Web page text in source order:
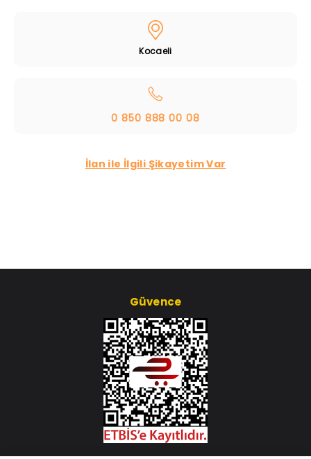
Kocaeli
0 850 888 00 08
İlan ile İlgili Şikayetim Var
Güvence